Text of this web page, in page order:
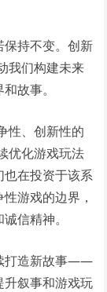
保持不变。创新
我们构建未来
故事。
性、创新性的
优化游戏玩法
在投资于该系
游戏的边界，
信精神。
打造新故事——
升叙事和游戏玩